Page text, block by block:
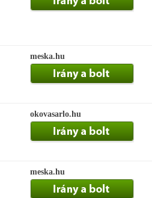
meska.hu
okovasarlo.hu
meska.hu